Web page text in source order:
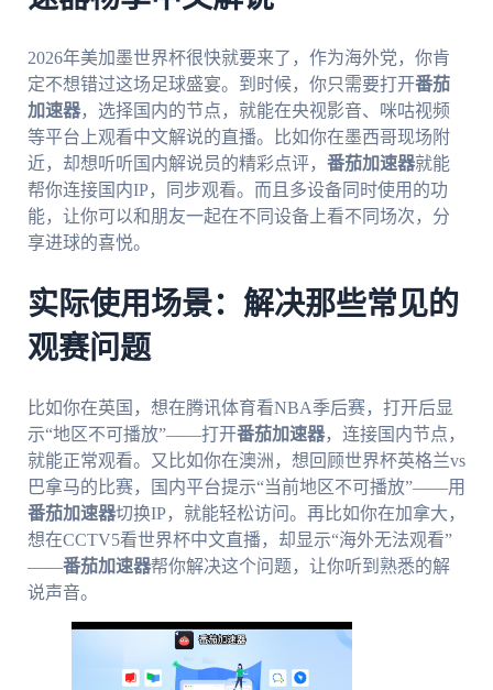
2026年美加墨世界杯很快就要来了，作为海外党，你肯
定不想错过这场足球盛宴。到时候，你只需要打开番茄
加速器，选择国内的节点，就能在央视影音、咪咕视频
等平台上观看中文解说的直播。比如你在墨西哥现场附
近，却想听听国内解说员的精彩点评， 番茄加速器就能
帮你连接国内IP，同步观看。而且多设备同时使用的功
能，让你可以和朋友一起在不同设备上看不同场次，分
享进球的喜悦。
实际使用场景：解决那些常见的
观赛问题
比如你在英国，想在腾讯体育看NBA季后赛，打开后显
示“地区不可播放”——打开番茄加速器，连接国内节点，
就能正常观看。又比如你在澳洲，想回顾世界杯英格兰vs
巴拿马的比赛，国内平台提示“当前地区不可播放”——用
番茄加速器切换IP，就能轻松访问。再比如你在加拿大，
想在CCTV5看世界杯中文直播，却显示“海外无法观看”
——番茄加速器帮你解决这个问题，让你听到熟悉的解
说声音。